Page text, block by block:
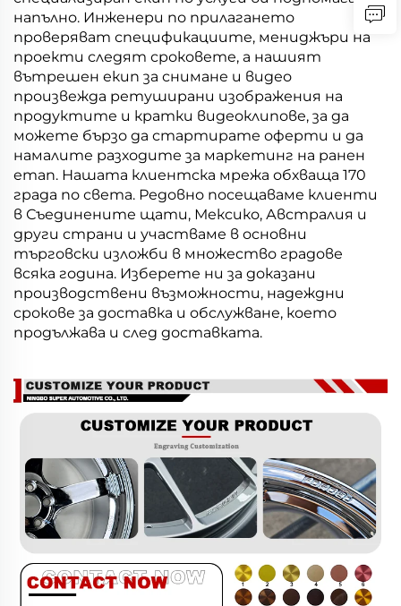
напълно. Инженери по прилагането
проверяват спецификациите, мениджъри на
проекти следят сроковете, а нашият
вътрешен екип за снимане и видео
произвежда ретуширани изображения на
продуктите и кратки видеоклипове, за да
можете бързо да стартирате оферти и да
намалите разходите за маркетинг на ранен
етап. Нашата клиентска мрежа обхваща 170
града по света. Редовно посещаваме клиенти
в Съединените щати, Мексико, Австралия и
други страни и участваме в основни
търговски изложби в множество градове
всяка година. Изберете ни за доказани
производствени възможности, надеждни
срокове за доставка и обслужване, което
продължава и след доставката.